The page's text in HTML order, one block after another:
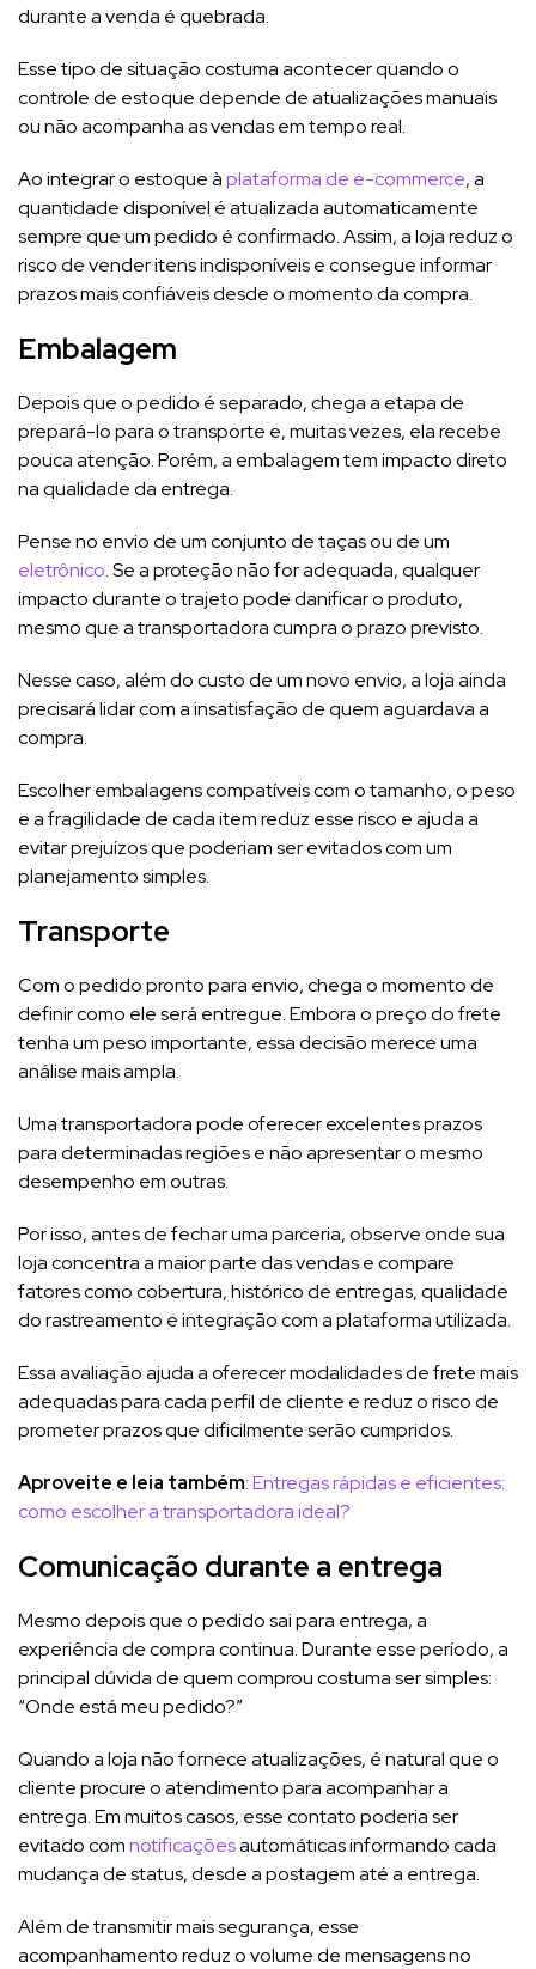
durante a venda é quebrada.
Esse tipo de situação costuma acontecer quando o
controle de estoque depende de atualizações manuais
ou não acompanha as vendas em tempo real.
Ao integrar o estoque àplataforma de e-commerce, a
quantidade disponível é atualizada automaticamente
sempre que um pedido é confirmado. Assim, a loja reduz o
risco de vender itens indisponíveis e consegue informar
prazos mais confiáveis desde o momento da compra.
Embalagem
Depois que o pedido é separado, chega a etapa de
prepará-lo para o transporte e, muitas vezes, ela recebe
pouca atenção. Porém, a embalagem tem impacto direto
na qualidade da entrega.
Pense no envio de um conjunto de taças ou de um
eletrônico. Se a proteção não for adequada, qualquer
impacto durante o trajeto pode danificar o produto,
mesmo que a transportadora cumpra o prazo previsto.
Nesse caso, além do custo de um novo envio, a loja ainda
precisará lidar com a insatisfação de quem aguardava a
compra.
Escolher embalagens compatíveis com o tamanho, o peso
e a fragilidade de cada item reduz esse risco e ajuda a
evitar prejuízos que poderiam ser evitados com um
planejamento simples.
Transporte
Com o pedido pronto para envio, chega o momento de
definir como ele será entregue. Embora o preço do frete
tenha um peso importante, essa decisão merece uma
análise mais ampla.
Uma transportadora pode oferecer excelentes prazos
para determinadas regiões e não apresentar o mesmo
desempenho em outras.
Por isso, antes de fechar uma parceria, observe onde sua
loja concentra a maior parte das vendas e compare
fatores como cobertura, histórico de entregas, qualidade
do rastreamento e integração com a plataforma utilizada.
Essa avaliação ajuda a oferecer modalidades de frete mais
adequadas para cada perfil de cliente e reduz o risco de
prometer prazos que dificilmente serão cumpridos.
Aproveite e leia também:Entregas rápidas e eficientes:
como escolher a transportadora ideal?
Comunicação durante a entrega
Mesmo depois que o pedido sai para entrega, a
experiência de compra continua. Durante esse período, a
principal dúvida de quem comprou costuma ser simples:
“Onde está meu pedido?”
Quando a loja não fornece atualizações, é natural que o
cliente procure o atendimento para acompanhar a
entrega. Em muitos casos, esse contato poderia ser
evitado comnotificaçõesautomáticas informando cada
mudança de status, desde a postagem até a entrega.
Além de transmitir mais segurança, esse
acompanhamento reduz o volume de mensagens no